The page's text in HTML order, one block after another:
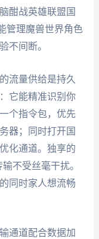
酣战英雄联盟国
管理魔兽世界角色
不间断。
流量供给是持久
它能精准识别你
个指令包，优先
器；同时打开国
化通道。独享的
不受丝毫干扰。
同时家人想流畅
通道配合数据加